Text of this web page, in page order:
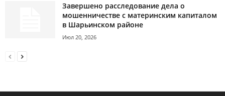
Завершено расследование дела о
мошенничестве с материнским капиталом
в Шарьинском районе
Июл 20, 2026